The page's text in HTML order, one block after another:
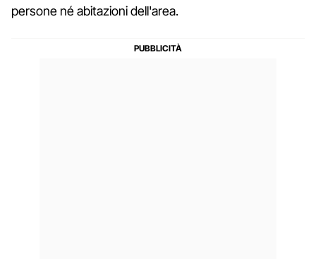
persone né abitazioni dell'area.